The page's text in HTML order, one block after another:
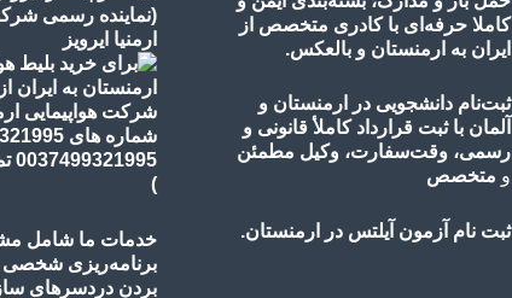
(نماینده رسمی
ارمنیا ایرویز
)
خدمات ما شامل
برنامه‌ریزی شخصی
بردن دردسرهای
کاملا حرفه‌ای با کادری متخصص از
ایران به ارمنستان و بالعکس.
ثبت‌نام دانشجویی در ارمنستان و
آلمان با ثبت قرارداد کاملأ قانونی و
رسمی، وقت‌سفارت، وکیل مطمئن
و متخصص
ثبت نام آزمون آیلتس در ارمنستان.